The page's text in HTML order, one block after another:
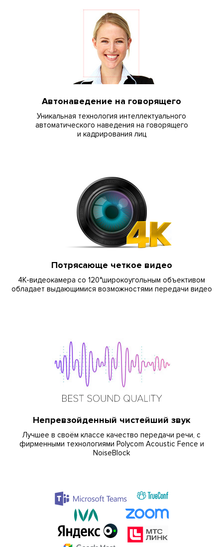
Автонаведение на говорящего
Уникальная технология интеллектуального
автоматического наведения на говорящего
и кадрирования лиц
Потрясающе четкое видео
4К-видеокамера со 120°широкоугольным объективом
обладает выдающимися возможностями передачи видео
Непревзойденный чистейший звук
Лучшее в своём классе качество передачи речи, с
фирменными технологиями Polycom Acoustic Fence и
NoiseBlock